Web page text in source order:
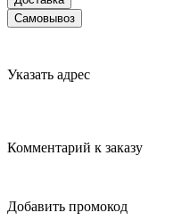
Самовывоз
Указать адрес
Комментарий к заказу
Добавить промокод